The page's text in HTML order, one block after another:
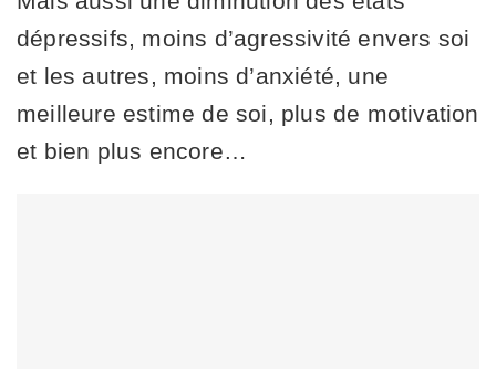
dépressifs, moins d’agressivité envers soi
et les autres, moins d’anxiété, une
meilleure estime de soi, plus de motivation
et bien plus encore…